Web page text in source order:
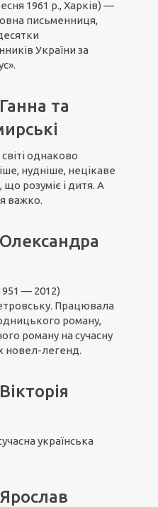
1961 р., Харків) —
письменниця,
України за
Ганна та
однаково
нудніше, нецікаве
розуміє і дитя. А
важко.
Олександра
— 2012)
Працювала
роману,
роману на сучасну
новел-легенд.
Вікторія
українська
Ярослав